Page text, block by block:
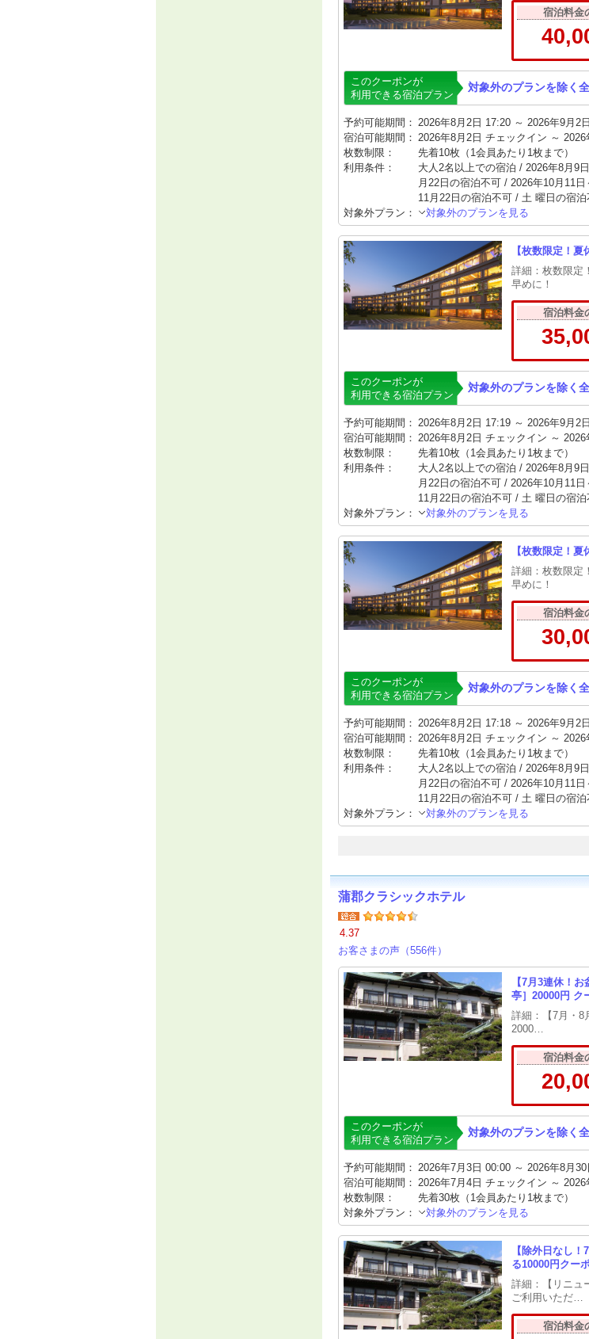
宿泊料金
このクーポンが
利用できる宿泊プラン
対象外のプランを除く
予約可能期間： 2026年8月2日 17:20 ～ 2026年9月2
宿泊可能期間： 2026年8月2日 チェックイン ～
枚数制限：
先着10枚（1会員あたり1枚まで）
利用条件：
大人2名以上での宿泊 / 2026年8月9
月22日の宿泊不可 / 2026年10月11
11月22日の宿泊不可 / 土 曜日の宿
対象外プラン：
対象外のプランを見る
【枚数限定！
詳細：枚数限定
早めに！
宿泊料金
このクーポンが
利用できる宿泊プラン
対象外のプランを除く
予約可能期間： 2026年8月2日 17:19 ～ 2026年9月2
宿泊可能期間： 2026年8月2日 チェックイン ～
枚数制限：
先着10枚（1会員あたり1枚まで）
利用条件：
大人2名以上での宿泊 / 2026年8月9
月22日の宿泊不可 / 2026年10月11
11月22日の宿泊不可 / 土 曜日の宿
対象外プラン：
対象外のプランを見る
【枚数限定！
詳細：枚数限定
早めに！
宿泊料金
このクーポンが
利用できる宿泊プラン
対象外のプランを除く
予約可能期間： 2026年8月2日 17:18 ～ 2026年9月2
宿泊可能期間： 2026年8月2日 チェックイン ～
枚数制限：
先着10枚（1会員あたり1枚まで）
利用条件：
大人2名以上での宿泊 / 2026年8月9
月22日の宿泊不可 / 2026年10月11
11月22日の宿泊不可 / 土 曜日の宿
対象外プラン：
対象外のプランを見る
蒲郡クラシックホテル
4.37
お客さまの声（556件）
【7月3連休！
亭］20000円 ク
詳細：【7月・8
2000…
宿泊料金
このクーポンが
利用できる宿泊プラン
対象外のプランを除く
予約可能期間： 2026年7月3日 00:00 ～ 2026年8月
宿泊可能期間： 2026年7月4日 チェックイン ～
枚数制限：
先着30枚（1会員あたり1枚まで）
対象外プラン：
対象外のプランを見る
【除外日なし
る10000円クー
詳細：【リニュ
ご利用いただ…
宿泊料金